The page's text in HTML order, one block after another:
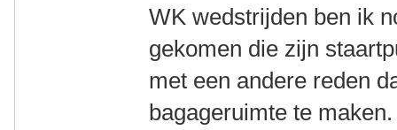
WK wedstrijden ben ik
gekomen die zijn
met een andere reden
bagageruimte te